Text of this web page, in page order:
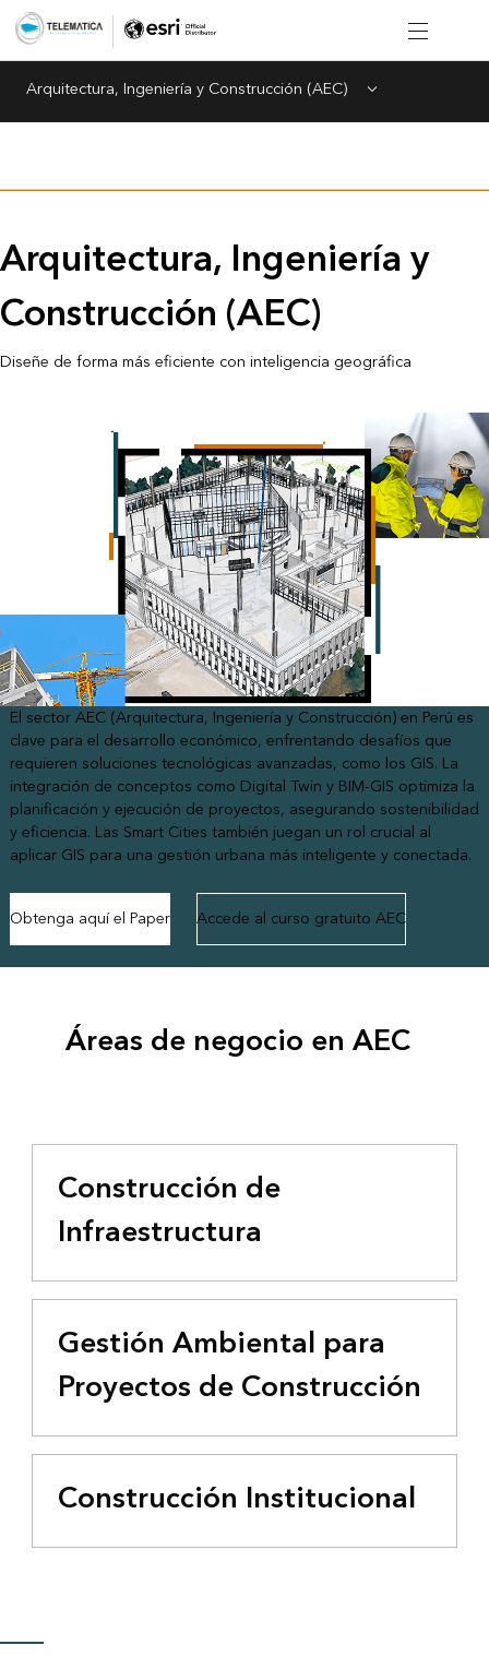
Arquitectura, Ingeniería y Construcción (AEC) Menu
Arquitectura, Ingeniería y
Construcción (AEC)
Diseñe de forma más eficiente con inteligencia geográfica
El sector AEC (Arquitectura, Ingeniería y Construcción) en Perú es
clave para el desarrollo económico, enfrentando desafíos que
requieren soluciones tecnológicas avanzadas, como los GIS. La
integración de conceptos como Digital Twin y BIM-GIS optimiza la
planificación y ejecución de proyectos, asegurando sostenibilidad
y eficiencia. Las Smart Cities también juegan un rol crucial al
aplicar GIS para una gestión urbana más inteligente y conectada.
Obtenga aquí el Paper Accede al curso gratuito AEC
Áreas de negocio en AEC
Construcción de
Infraestructura
Gestión Ambiental para
Proyectos de Construcción
Construcción Institucional